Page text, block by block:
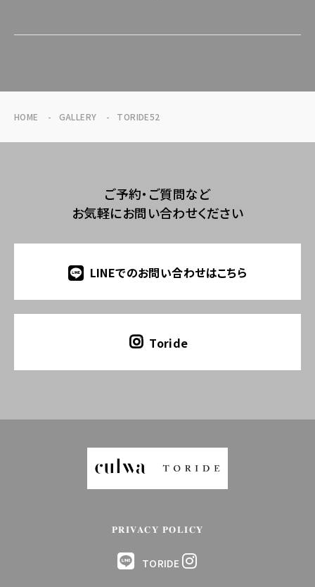
HOME GALLERY TORIDE52
ご予約・ご質問など
お気軽にお問い合わせください
LINEでのお問い合わせはこちら
Toride
PRIVACY POLICY
TORIDE